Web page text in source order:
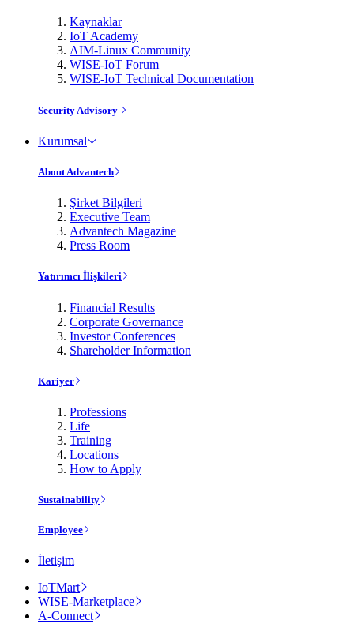
Kaynaklar
IoT Academy
AIM-Linux Community
WISE-IoT Forum
WISE-IoT Technical Documentation
Security Advisory
Kurumsal
About Advantech
Şirket Bilgileri
Executive Team
Advantech Magazine
Press Room
Yatırımcı İlişkileri
Financial Results
Corporate Governance
Investor Conferences
Shareholder Information
Kariyer
Professions
Life
Training
Locations
How to Apply
Sustainability
Employee
İletişim
IoTMart
WISE-Marketplace
A-Connect